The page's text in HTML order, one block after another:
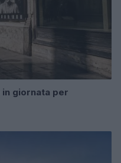
giornata per